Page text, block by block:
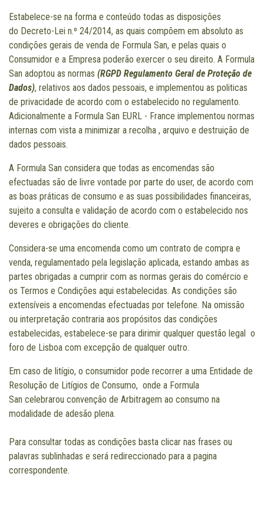
Estabelece-se na forma e conteúdo todas as disposições
do Decreto-Lei n.º 24/2014, as quais compõem em absoluto as
condições gerais de venda de Formula San, e pelas quais o
Consumidor e a Empresa poderão exercer o seu direito. A Formula
San adoptou as normas (RGPD Regulamento Geral de Proteção de
Dados), relativos aos dados pessoais, e implementou as politicas
de privacidade de acordo com o estabelecido no regulamento.
Adicionalmente a Formula San EURL - France implementou normas
internas com vista a minimizar a recolha , arquivo e destruição de
dados pessoais.
A Formula San considera que todas as encomendas são
efectuadas são de livre vontade por parte do user, de acordo com
as boas práticas de consumo e as suas possibilidades financeiras,
sujeito a consulta e validação de acordo com o estabelecido nos
deveres e obrigações do cliente.
Considera-se uma encomenda como um contrato de compra e
venda, regulamentado pela legislação aplicada, estando ambas as
partes obrigadas a cumprir com as normas gerais do comércio e
os Termos e Condições aqui estabelecidas. As condições são
extensíveis a encomendas efectuadas por telefone. Na omissão
ou interpretação contraria aos propósitos das condições
estabelecidas, estabelece-se para dirimir qualquer questão legal o
foro de Lisboa com excepção de qualquer outro.
Em caso de litígio, o consumidor pode recorrer a uma Entidade de
Resolução de Litígios de Consumo, onde a Formula
San celebrarou convenção de Arbitragem ao consumo na
modalidade de adesão plena.
Para consultar todas as condições basta clicar nas frases ou
palavras sublinhadas e será redireccionado para a pagina
correspondente.